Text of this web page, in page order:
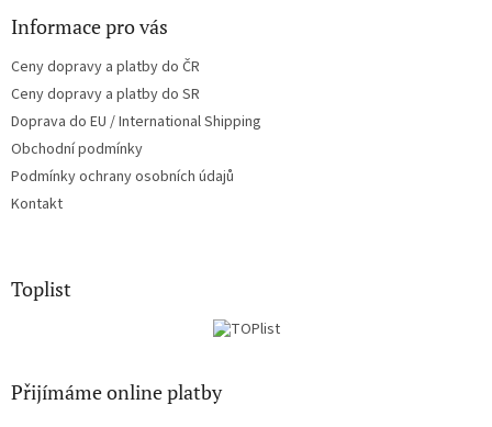
Informace pro vás
Ceny dopravy a platby do ČR
Ceny dopravy a platby do SR
Doprava do EU / International Shipping
Obchodní podmínky
Podmínky ochrany osobních údajů
Kontakt
Toplist
Přijímáme online platby